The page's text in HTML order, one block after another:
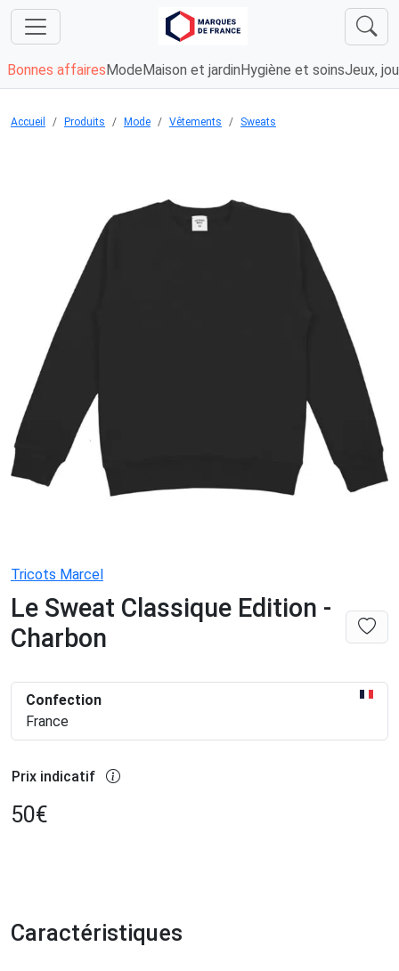
Bonnes affaires Mode Maison et jardin Hygiène et soinsJeux,
Accueil Produits Mode Vêtements Sweats
Tricots Marcel
Le Sweat Classique Edition -
Charbon
Confection
France
Prix indicatif
50€
Caractéristiques